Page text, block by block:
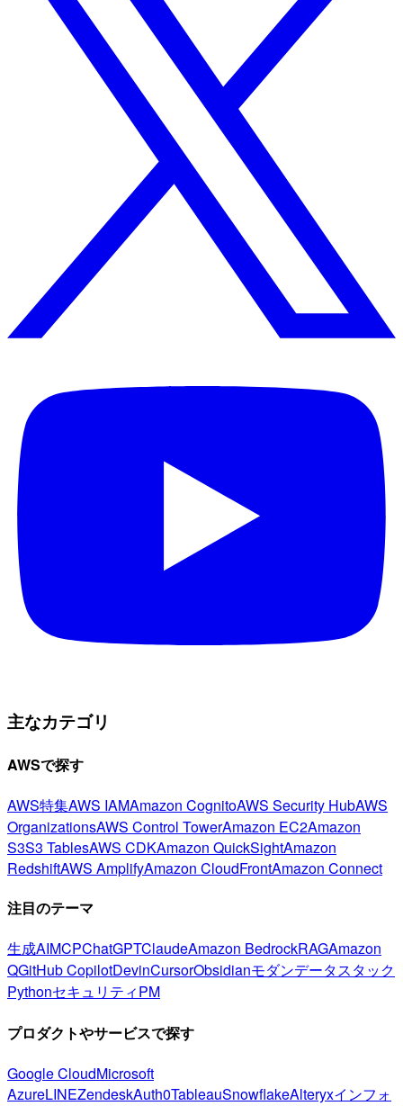
主なカテゴリ
AWSで探す
AWS特集AWS IAMAmazon CognitoAWS Security HubAWS
OrganizationsAWS Control TowerAmazon EC2Amazon
S3S3 TablesAWS CDKAmazon QuickSightAmazon
RedshiftAWS AmplifyAmazon CloudFrontAmazon Connect
注目のテーマ
生成AIMCPChatGPTClaudeAmazon BedrockRAGAmazon
QGitHub CopilotDevinCursorObsidianモダンデータスタック
PythonセキュリティPM
プロダクトやサービスで探す
Google CloudMicrosoft
AzureLINEZendeskAuth0TableauSnowflakeAlteryxインフォ